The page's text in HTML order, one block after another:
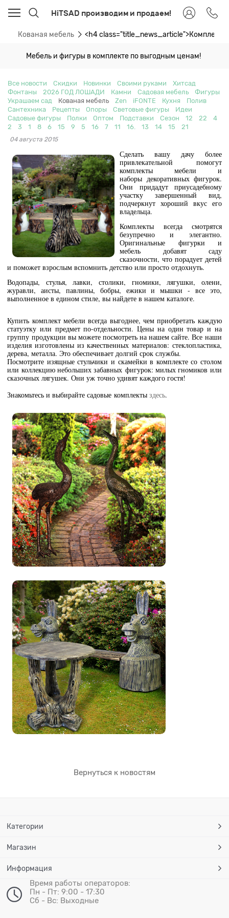
HiTSAD производим и продаем!
Кованая мебель <h4
Мебель и фигуры в комплекте по выгодным ценам!
Все новости Скидки Новинки Своими руками
Хитсад
Фонтаны
2026 ГОД ЛОШАДИ Камни Садовая мебель
Фигуры
Украшаем сад
Кованая мебель Zen iFONTE Кухня
Полив
Сантехника
Рецепты Опоры Световые фигуры
Идеи
Садовые фигуры
Полки Оптом Подставки Сезон 12 22
4
2
3 1 8 6 15 9 5 16 7 11 16. 13 14 15 21
04 августа 2015
Сделать вашу дачу более
привлекательной помогут
комплекты мебели и
наборы декоративных фигурок.
Они придадут приусадебному
участку завершенный вид,
подчеркнут хороший вкус его
владельца.
Комплекты всегда смотрятся
безупречно и элегантно.
Оригинальные фигурки и
мебель добавят саду
сказочности, что порадует детей
и поможет взрослым вспомнить детство или просто отдохнуть.
Водопады, стулья, лавки, столики, гномики, лягушки, олени,
журавли, аисты, павлины, бобры, ежики и мышки - все это,
выполненное в едином стиле, вы найдете в нашем каталоге.
Купить комплект мебели всегда выгоднее, чем приобретать каждую
статуэтку или предмет по-отдельности. Цены на один товар и на
группу продукции вы можете посмотреть на нашем сайте. Все наши
изделия изготовлены из качественных материалов: стеклопластика,
дерева, металла. Это обеспечивает долгий срок службы.
Посмотрите изящные стульчики и скамейки в комплекте со столом
или коллекцию небольших забавных фигурок: милых гномиков или
сказочных лягушек. Они уж точно удивят каждого гостя!
Знакомьтесь и выбирайте садовые комплектыздесь.
Вернуться к новостям
Категории
Магазин
Информация
Время работы операторов:
Пн - Пт: 9:00 - 17:30
Сб - Вс: Выходные